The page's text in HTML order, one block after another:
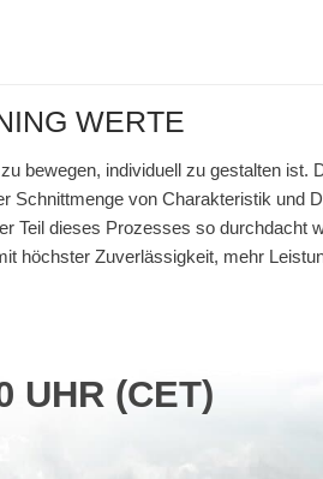
WERTE
bewegen, individuell zu gestalten
von Charakteristik und
dieses Prozesses so durchdacht
höchster Zuverlässigkeit, mehr
UHR (CET)